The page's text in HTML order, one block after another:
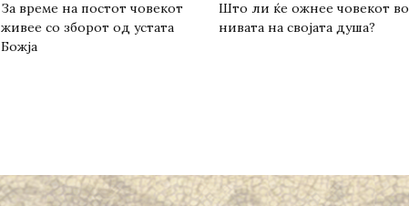
За време на постот човекот
живее со зборот од устата
Божја
Што ли ќе ожнее човекот во
нивата на својата душа?